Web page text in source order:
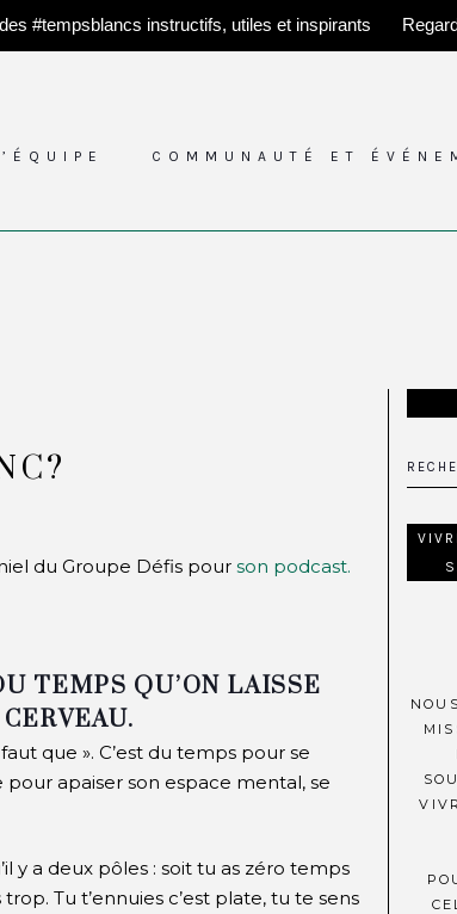
#tempsblancs instructifs, utiles et inspirants
COMMUNAUTÉ ET
du Groupe Défis pour son podcast.
TEMPS QU’ON LAISSE
que ». C’est du temps pour se
apaiser son espace mental, se
y a deux pôles : soit tu as zéro temps
Tu t’ennuies c’est plate, tu te sens